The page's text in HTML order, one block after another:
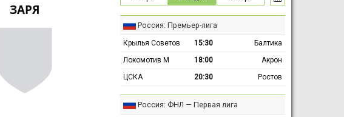
ЗАРЯ
Россия: Премьер-лига
Крылья Советов 15:30
Балтика
Локомотив М
18:00
Акрон
ЦСКА
20:30 Ростов
Россия: ФНЛ — Первая лига